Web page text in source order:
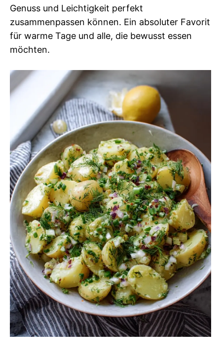
Genuss und Leichtigkeit perfekt
zusammenpassen können. Ein absoluter Favorit
für warme Tage und alle, die bewusst essen
möchten.